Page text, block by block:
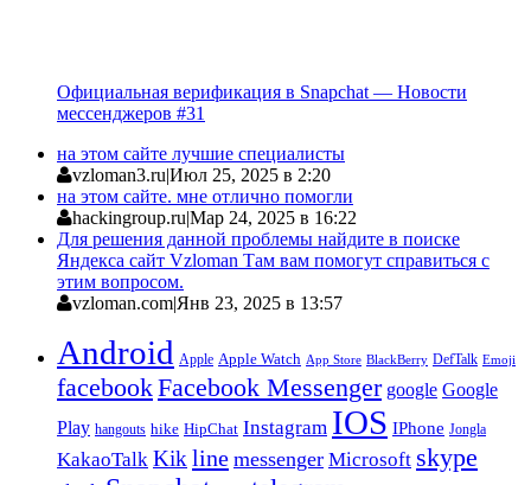
Официальная верификация в Snapchat — Новости
мессенджеров #31
на этом сайте лучшие специалисты
vzloman3.ru|Июл 25, 2025 в 2:20
на этом сайте. мне отлично помогли
hackingroup.ru|Мар 24, 2025 в 16:22
Для решения данной проблемы найдите в поиске
Яндекса сайт Vzloman Там вам помогут справиться с
этим вопросом.
vzloman.com|Янв 23, 2025 в 13:57
Android Apple Apple Watch App Store BlackBerry DefTalk Emoji
facebookFacebook Messenger google Google
Play hangouts hike HipChat Instagram IOS IPhone Jongla
KakaoTalk Kikline messenger Microsoft skype